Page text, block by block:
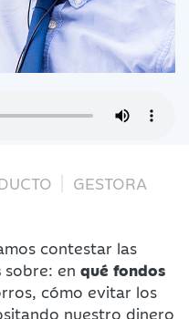
GESTORA
contestar las
sobre: en qué fondos
cómo evitar los
nuestro dinero